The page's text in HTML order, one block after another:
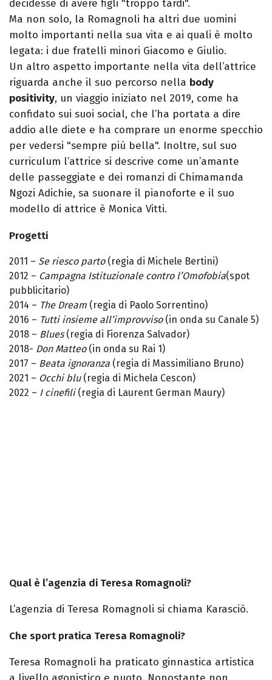
decidesse di avere figli "troppo tardi".
Ma non solo, la Romagnoli ha altri due uomini
molto importanti nella sua vita e ai quali è molto
legata: i due fratelli minori Giacomo e Giulio.
Un altro aspetto importante nella vita dell’attrice
riguarda anche il suo percorso nella body
positivity, un viaggio iniziato nel 2019, come ha
confidato sui suoi social, che l’ha portata a dire
addio alle diete e ha comprare un enorme specchio
per vedersi "sempre più bella". Inoltre, sul suo
curriculum l’attrice si descrive come un’amante
delle passeggiate e dei romanzi di Chimamanda
Ngozi Adichie, sa suonare il pianoforte e il suo
modello di attrice è Monica Vitti.
Progetti
2011 – Se riesco parto(regia di Michele Bertini)
2012 – Campagna Istituzionale contro l’Omofobia(spot
pubblicitario)
2014 – The Dream (regia di Paolo Sorrentino)
2016 – Tutti insieme all’improvviso(in onda su Canale 5)
2018 – Blues(regia di Fiorenza Salvador)
2018- Don Matteo(in onda su Rai 1)
2017 – Beata ignoranza (regia di Massimiliano Bruno)
2021 – Occhi blu(regia di Michela Cescon)
2022 – I cinefili(regia di Laurent German Maury)
Qual è l’agenzia di Teresa Romagnoli?
L’agenzia di Teresa Romagnoli si chiama Karasciò.
Che sport pratica Teresa Romagnoli?
Teresa Romagnoli ha praticato ginnastica artistica